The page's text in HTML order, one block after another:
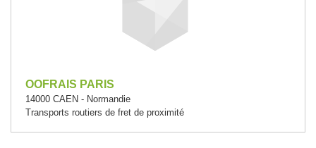
OOFRAIS PARIS
14000 CAEN - Normandie
Transports routiers de fret de proximité